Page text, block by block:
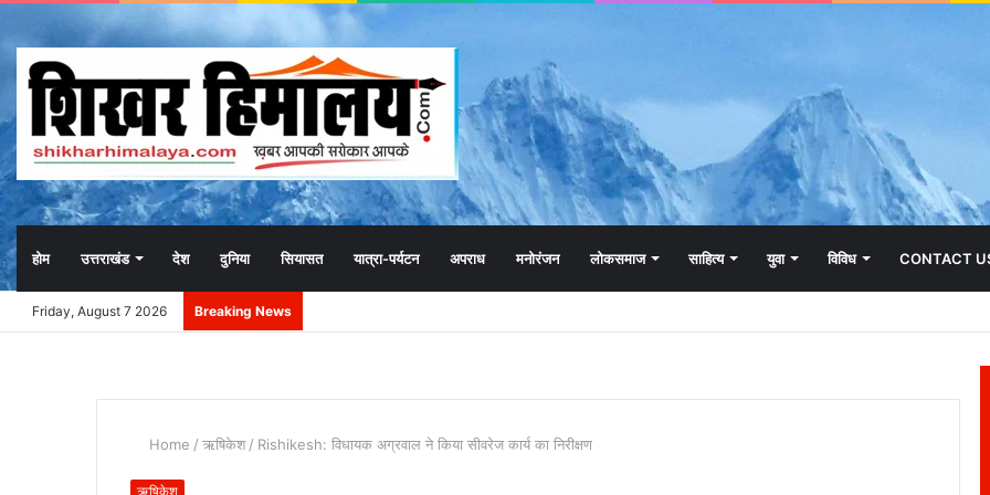
होम उत्तराखंड देश दुनिया सियासत यात्रा-पर्यटन अपराध मनोरंजन लोकसमाज साहित्य युवा विविध CONTACT
Friday, August 7 2026 Breaking News
Home / ऋषिकेश / Rishikesh: विधायक अग्रवाल ने किया सीवरेज कार्य का निरीक्षण
ऋषिकेश